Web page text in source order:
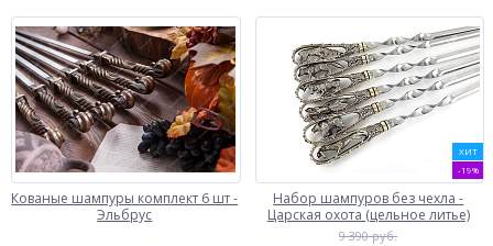
Кованые шампуры комплект 6 шт -
Эльбрус
ХИТ
-19%
Набор шампуров без чехла -
Царская охота (цельное литье)
9 390 руб.